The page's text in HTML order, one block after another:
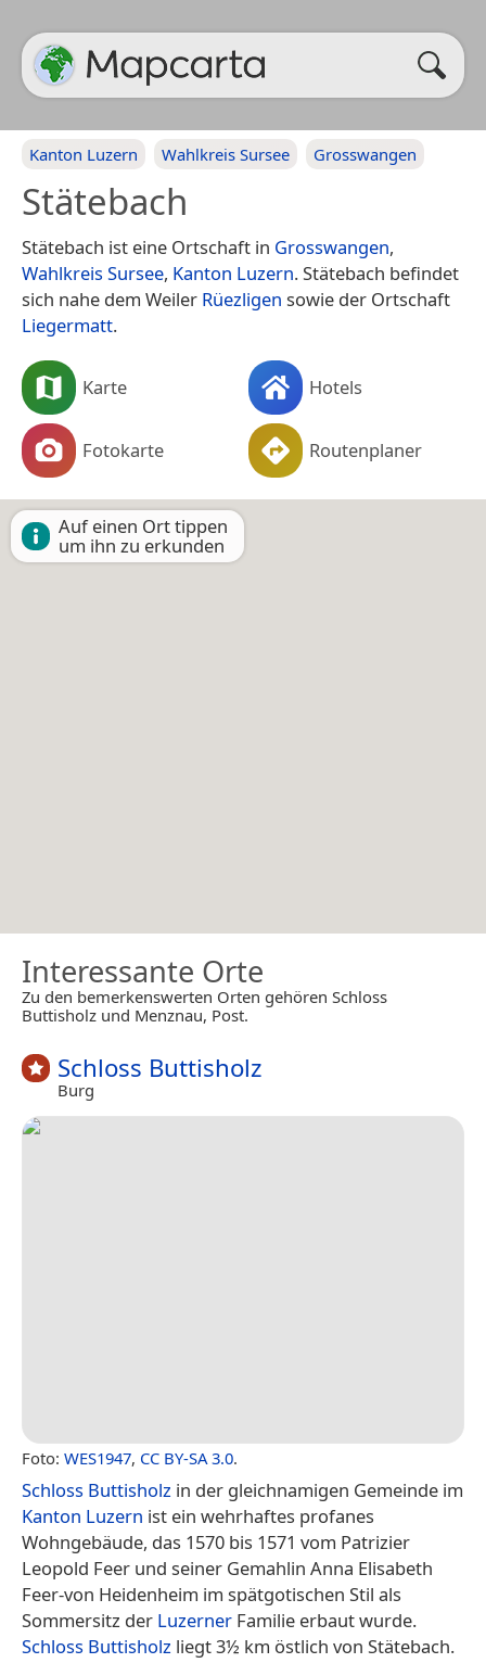
Kanton Luzern Wahlkreis Sursee Grosswangen
Stätebach
Stätebach ist eine Ortschaft in Grosswangen,
Wahlkreis Sursee, Kanton Luzern. Stätebach befindet
sich nahe dem Weiler Rüezligen sowie der Ortschaft
Liegermatt.
Karte Hotels
Fotokarte Routenplaner
Auf einen Ort tippen
um ihn zu erkunden
Interessante Orte
Zu den bemerkenswerten Orten gehören Schloss
Buttisholz und Menznau, Post.
Schloss Buttisholz
Burg
Foto: WES1947, CC BY-SA 3.0.
Schloss Buttisholz in der gleichnamigen Gemeinde im
Kanton Luzern ist ein wehrhaftes profanes
Wohngebäude, das 1570 bis 1571 vom Patrizier
Leopold Feer und seiner Gemahlin Anna Elisabeth
Feer-von Heidenheim im spätgotischen Stil als
Sommersitz der Luzerner Familie erbaut wurde.
Schloss Buttisholz liegt 3½ km östlich von Stätebach.